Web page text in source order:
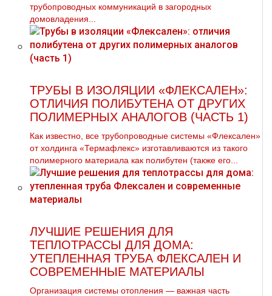
трубопроводных коммуникаций в загородных
домовладения...
ТРУБЫ В ИЗОЛЯЦИИ «ФЛЕКСАЛЕН»:
ОТЛИЧИЯ ПОЛИБУТЕНА ОТ ДРУГИХ
ПОЛИМЕРНЫХ АНАЛОГОВ (ЧАСТЬ 1)
Как известно, все трубопроводные системы «Флексален»
от холдинга «Термафлекс» изготавливаются из такого
полимерного материала как полибутен (также его...
ЛУЧШИЕ РЕШЕНИЯ ДЛЯ
ТЕПЛОТРАССЫ ДЛЯ ДОМА:
УТЕПЛЕННАЯ ТРУБА ФЛЕКСАЛЕН И
СОВРЕМЕННЫЕ МАТЕРИАЛЫ
Организация системы отопления — важная часть